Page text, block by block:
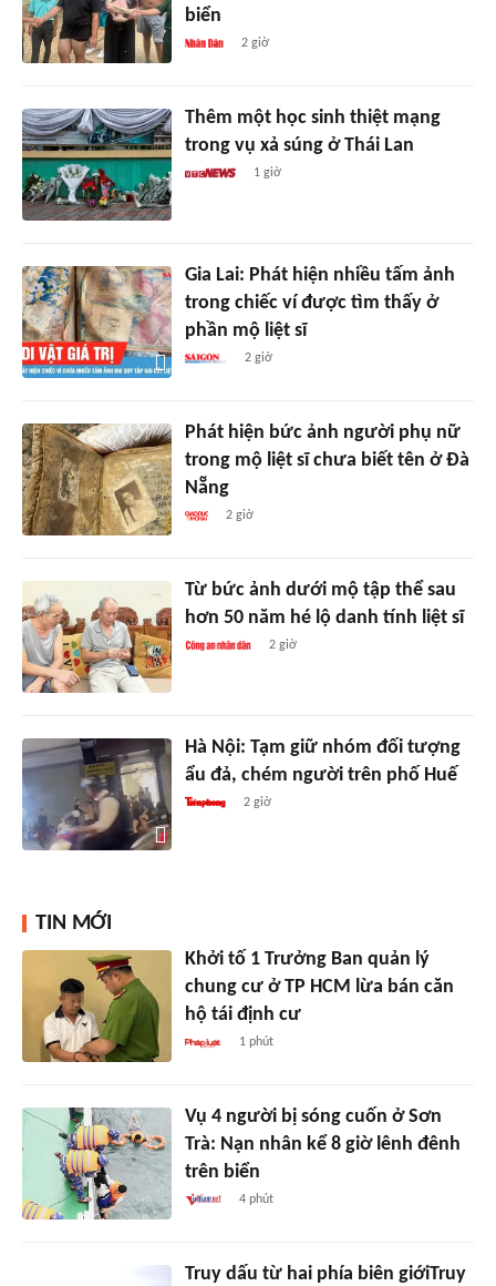
biển
2 giờ
Thêm một học sinh thiệt mạng
trong vụ xả súng ở Thái Lan
1 giờ
Gia Lai: Phát hiện nhiều tấm ảnh
trong chiếc ví được tìm thấy ở
phần mộ liệt sĩ
2 giờ
Phát hiện bức ảnh người phụ nữ
trong mộ liệt sĩ chưa biết tên ở Đà
Nẵng
2 giờ
Từ bức ảnh dưới mộ tập thể sau
hơn 50 năm hé lộ danh tính liệt sĩ
2 giờ
Hà Nội: Tạm giữ nhóm đối tượng
ẩu đả, chém người trên phố Huế
2 giờ
TIN MỚI
Khởi tố 1 Trưởng Ban quản lý
chung cư ở TP HCM lừa bán căn
hộ tái định cư
1 phút
Vụ 4 người bị sóng cuốn ở Sơn
Trà: Nạn nhân kể 8 giờ lênh đênh
trên biển
4 phút
Truy dấu từ hai phía biên giớiTruy